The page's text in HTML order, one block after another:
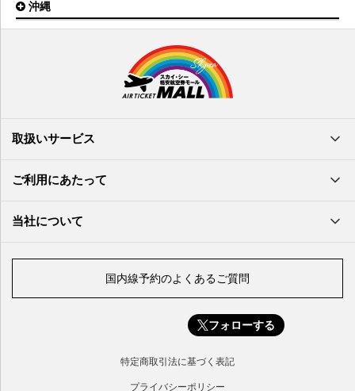
出雲空港
米子空港
徳島空港
福岡空港
鹿児島空港
北九州空港
奄美大島空港
徳之島空港
喜界島空港
沖縄
南大東空港
多良間空港
取扱いサービス
ご利用にあたって
当社について
国内線予約のよくあるご質問
フォローする
特定商取引法に基づく表記
プライバシーポリシー